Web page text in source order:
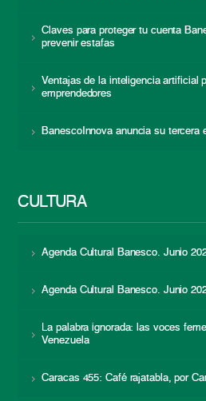
Claves para proteger tu cuenta
prevenir estafas
Ventajas de la inteligencia artificial
emprendedores
BanescoInnova anuncia su tercera
CULTURA
Agenda Cultural Banesco. Junio
Agenda Cultural Banesco. Junio
La palabra ignorada: las voces
Venezuela
Caracas 455: Café rajatabla, por